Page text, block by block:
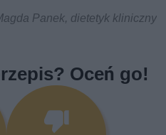
Panek, dietetyk kliniczny
Oceń go!